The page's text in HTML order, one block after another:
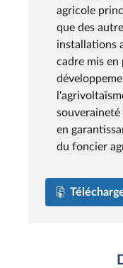
agricole
que des
installations
cadre mis en
en
du foncier